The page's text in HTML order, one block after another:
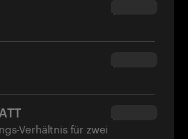
$69.90
$54.90
Verhältnis für zwei
$34.95